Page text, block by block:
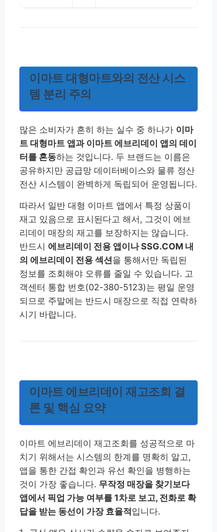
이마트 대형마트와의 전산 시스
템 분리 주의
많은 소비자가 흔히 하는 실수 중 하나가 이마
트 대형마트 앱과 이마트 에브리데이 앱의 데이
터를 혼동하는 것입니다. 두 브랜드는 이름은
공유하지만 공급망 데이터베이스와 물류 정산
전산 시스템이 완벽하게 독립되어 운영됩니다.
따라서 일반 대형 이마트 앱에서 특정 상품이
재고 있음으로 표시된다고 해서, 그것이 에브
리데이 매장의 재고를 보장하지는 않습니다.
반드시 에브리데이 전용 앱이나 SSG.COM 내
의 에브리데이 전용 섹션 을 통해서만 독립된
정보를 조회해야 오류를 줄일 수 있습니다. 고
객센터 통합 번호(02-380-5123)는 평일 운영
되므로 주말에는 반드시 매장으로 직접 연락하
시기 바랍니다.
이마트 에브리데이 재고조회 결
론 및 핵심 요약
이마트 에브리데이 재고조회를 성공적으로 마
치기 위해서는 시스템의 한계를 명확히 알고,
앱을 통한 간접 확인과 유선 확인을 병행하는
것이 가장 좋습니다. 무작정 매장을 찾기보다
앱에서 픽업 가능 여부를 1차로 보고, 전화로 확
답을 받는 동선이 가장 효율적 입니다.